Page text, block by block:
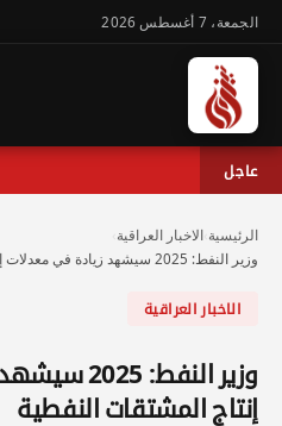
الجمعة، 7 أغسطس 2026
عاجل
الرئيسية الاخبار العراقية
وزير النفط: 2025 سيشهد زيادة في معدلات إنتاج المشتقات النفطية
الاخبار العراقية
وزير
إنتاج المشتقات النفطية